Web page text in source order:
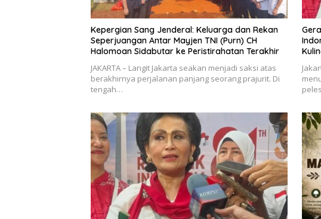
Kepergian Sang Jenderal: Keluarga dan Rekan
Seperjuangan Antar Mayjen TNI (Purn) CH
Halomoan Sidabutar ke Peristirahatan Terakhir
JAKARTA – Langit Jakarta seakan menjadi saksi atas
berakhirnya perjalanan panjang seorang prajurit. Di
tengah…